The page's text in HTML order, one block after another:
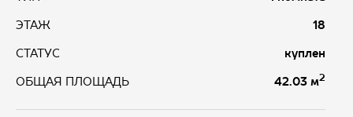
ЭТАЖ 18
СТАТУС куплен
ОБЩАЯ ПЛОЩАДЬ 42.03 м2